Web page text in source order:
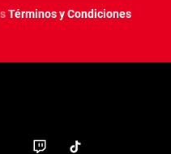
Términos y Condiciones